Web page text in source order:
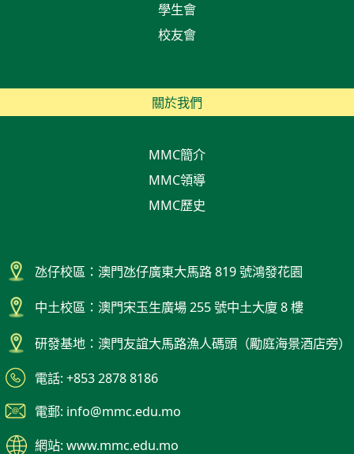
學生會
校友會
關於我們
MMC簡介
MMC領導
MMC歷史
氹仔校區：澳門氹仔廣東大馬路 819 號鴻發花園
中土校區：澳門宋玉生廣場 255 號中土大廈 8 樓
研發基地：澳門友誼大馬路漁人碼頭（勵庭海景酒店旁）
電話: +853 2878 8186
電郵: info@mmc.edu.mo
網站: www.mmc.edu.mo